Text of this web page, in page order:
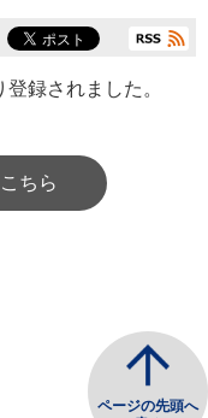
登録されました。
ちら
ページの先頭へ